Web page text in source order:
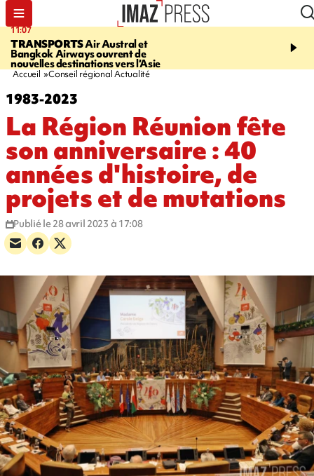
11:07
TRANSPORTSAir Austral et
Bangkok Airways ouvrent de
nouvelles destinations vers l’Asie
11:48
l'eau est dégradée à la
Accueil Conseil régional Actualité
1983-2023
La Région Réunion fête
son anniversaire : 40
années d'histoire, de
projets et de mutations
Publié le 28 avril 2023 à 17:08